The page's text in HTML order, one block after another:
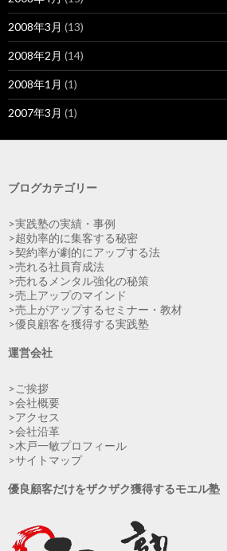
2008年3月 (13)
2008年2月 (14)
2008年1月 (1)
2007年3月 (1)
ブログカテゴリー
>実践塾の実績・事例
>超効率的に集客する秘密
>契約率が劇的にアップする法
>売れる社員育成法
>売れるメンタル強化の秘策
>売上アップのマインド
>売上がアップするセミナー・教材
>優良顧客を獲得する実践塾
運営会社
>ご挨拶
>会社概要
>アクセス
>会社沿革
>木戸一敏プロフィール
>サイトマップ
優良顧客だけをザクザク獲得するモエル塾